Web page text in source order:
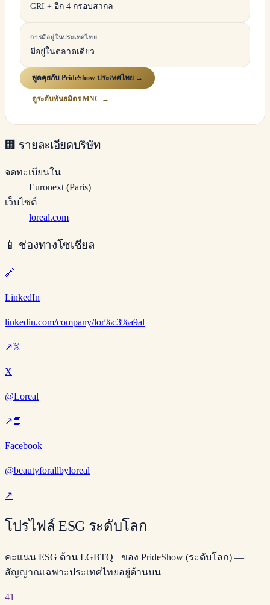
GRI + อีก 4 กรอบสากล
การมีอยู่ในประเทศไทย
มีอยู่ในตลาดเดียว
พูดคุยกับ PrideShow ประเทศไทย →
ดูระดับพันธมิตร MNC →
🏢 รายละเอียดบริษัท
จดทะเบียนใน
Euronext (Paris)
เว็บไซต์
loreal.com
📱 ช่องทางโซเชียล
🔗
LinkedIn
linkedin.com/company/lor%c3%a9al
↗𝕏
X
@Loreal
↗📘
Facebook
@beautyforallbyloreal
↗
โปรไฟล์ ESG ระดับโลก
คะแนน ESG ด้าน LGBTQ+ ของ PrideShow (ระดับโลก) —
สัญญาณเฉพาะประเทศไทยอยู่ด้านบน
41